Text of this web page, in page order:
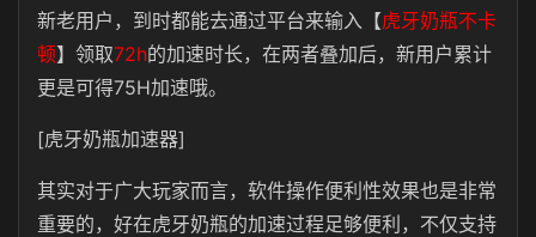
新老用户，到时都能去通过平台来输入【虎牙奶瓶不卡
顿】领取72h的加速时长，在两者叠加后，新用户累计
更是可得75H加速哦。
[虎牙奶瓶加速器]
其实对于广大玩家而言，软件操作便利性效果也是非常
重要的，好在虎牙奶瓶的加速过程足够便利，不仅支持